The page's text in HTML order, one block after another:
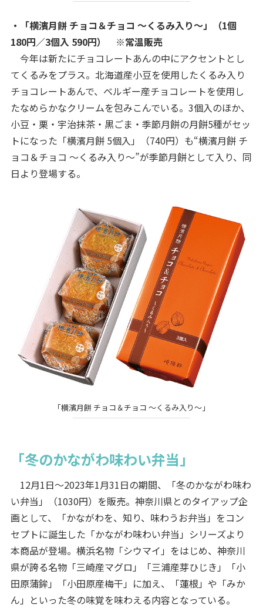
・「横濱月餅 チョコ＆チョコ ～くるみ入り～」（1個
180円／3個入 590円） ※常温販売
今年は新たにチョコレートあんの中にアクセントとし
てくるみをプラス。北海道産小豆を使用したくるみ入り
チョコレートあんで、ベルギー産チョコレートを使用し
たなめらかなクリームを包みこんでいる。3個入のほか、
小豆・栗・宇治抹茶・黒ごま・季節月餅の月餅5種がセッ
トになった「横濱月餅 5個入」（740円）も“横濱月餅 チ
ョコ＆チョコ ～くるみ入り～”が季節月餅として入り、同
日より登場する。
「横濱月餅 チョコ＆チョコ ～くるみ入り～」
「冬のかながわ味わい弁当」
12月1日～2023年1月31日の期間、「冬のかながわ味わ
い弁当」（1030円）を販売。神奈川県とのタイアップ企
画として、「かながわを、知り、味わうお弁当」をコン
セプトに誕生した「かながわ味わい弁当」シリーズより
本商品が登場。横浜名物「シウマイ」をはじめ、神奈川
県が誇る名物「三崎産マグロ」「三浦産芽ひじき」「小
田原蒲鉾」「小田原産梅干」に加え、「蓮根」や「みか
ん」といった冬の味覚を味わえる内容となっている。